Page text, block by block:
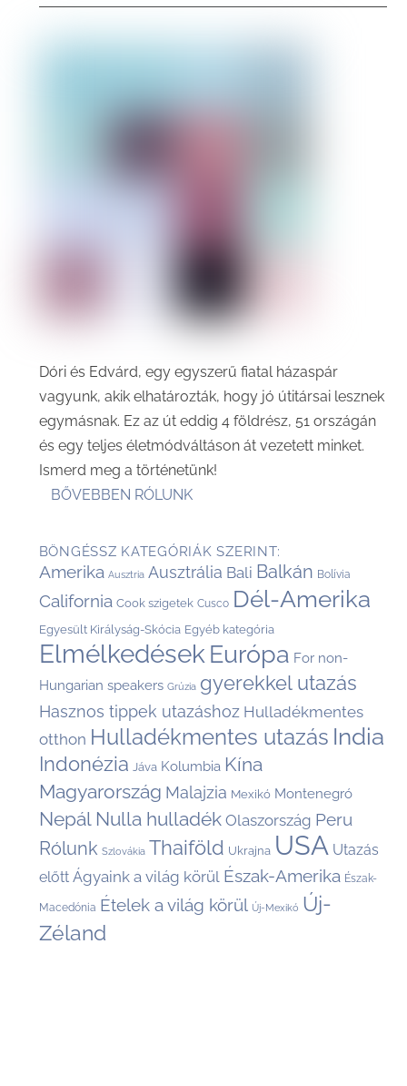
Dóri és Edvárd, egy egyszerű fiatal házaspár
vagyunk, akik elhatározták, hogy jó útitársai lesznek
egymásnak. Ez az út eddig 4 földrész, 51 országán
és egy teljes életmódváltáson át vezetett minket.
Ismerd meg a történetünk!
BŐVEBBEN RÓLUNK
BÖNGÉSSZ KATEGÓRIÁK SZERINT:
Amerika Ausztria Ausztrália Bali Balkán Bolívia
California Cook szigetek Cusco Dél-Amerika
Egyesült Királyság-Skócia Egyéb kategória
Elmélkedések Európa For non-
Hungarian speakers Grúzia gyerekkel utazás
Hasznos tippek utazáshoz Hulladékmentes
otthon Hulladékmentes utazás India
Indonézia Jáva Kolumbia Kína
Magyarország Malajzia Mexikó Montenegró
Nepál Nulla hulladék Olaszország Peru
Rólunk Szlovákia Thaiföld Ukrajna USA Utazás
előtt Ágyaink a világ körül Észak-Amerika Észak-
Macedónia Ételek a világ körül Új-Mexikó Új-
Zéland